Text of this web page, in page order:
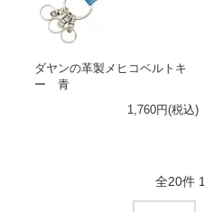
ダヤンの革製メヒコベルトキ
ー 青
1,760円(税込)
全20件 1